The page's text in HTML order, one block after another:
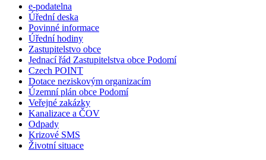
e-podatelna
Úřední deska
Povinné informace
Úřední hodiny
Zastupitelstvo obce
Jednací řád Zastupitelstva obce Podomí
Czech POINT
Dotace neziskovým organizacím
Územní plán obce Podomí
Veřejné zakázky
Kanalizace a ČOV
Odpady
Krizové SMS
Životní situace